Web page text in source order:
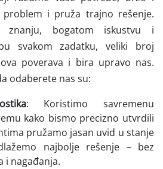
problem i pruža trajno rešenje.
znanju, bogatom iskustvu i
svakom zadatku, veliki broj
poverava i bira upravo nas.
odaberete nas su:
: Koristimo savremenu
kako bismo precizno utvrdili
pružamo jasan uvid u stanje
najbolje rešenje – bez
i nagađanja.